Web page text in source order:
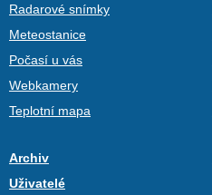
Radarové snímky
Meteostanice
Počasí u vás
Webkamery
Teplotní mapa
Archiv
Uživatelé